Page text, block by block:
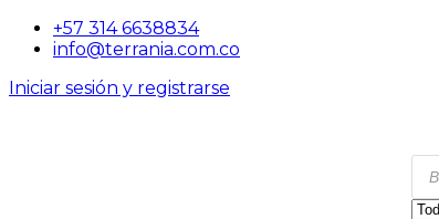
+57 314 6638834
info@terrania.com.co
Iniciar sesión y registrarse